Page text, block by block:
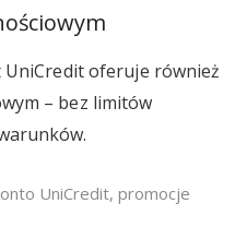
UniCredit oferuje również
– bez limitów
UniCredit, promocje